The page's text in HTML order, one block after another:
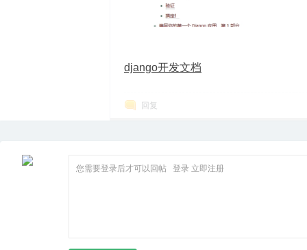
django开发文档
回复
您需要登录后才可以回帖 登录 立即注册